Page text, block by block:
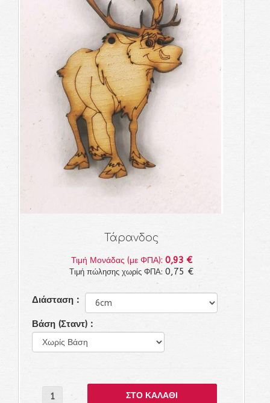
Τάρανδος
Τιμή Μονάδας (με ΦΠΑ): 0,93 €
Τιμή πώλησης χωρίς ΦΠΑ: 0,75 €
Διάσταση :
Βάση (Σταντ) :